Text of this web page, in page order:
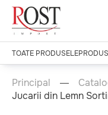
TOATE PRODUSELE
Principal
Jucarii din Lemn